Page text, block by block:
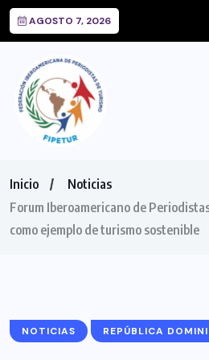
AGOSTO 7, 2026
Inicio
Noticias
Forum Iberoamericano de
como ejemplo de turismo sostenible
NOTICIAS REPÚBLICA